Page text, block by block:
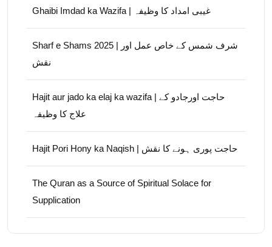
Ghaibi Imdad ka Wazifa | غیبی امداد کا وظیفہ
Sharf e Shams 2025 | شرف شمس کے خاص عمل اور
نقش
Hajit aur jado ka elaj ka wazifa | حاجت اورجادو کے
علاج کا وظیفہ
Hajit Pori Hony ka Naqish | حاجت پوری ہونے کا نقش
The Quran as a Source of Spiritual Solace for
Supplication